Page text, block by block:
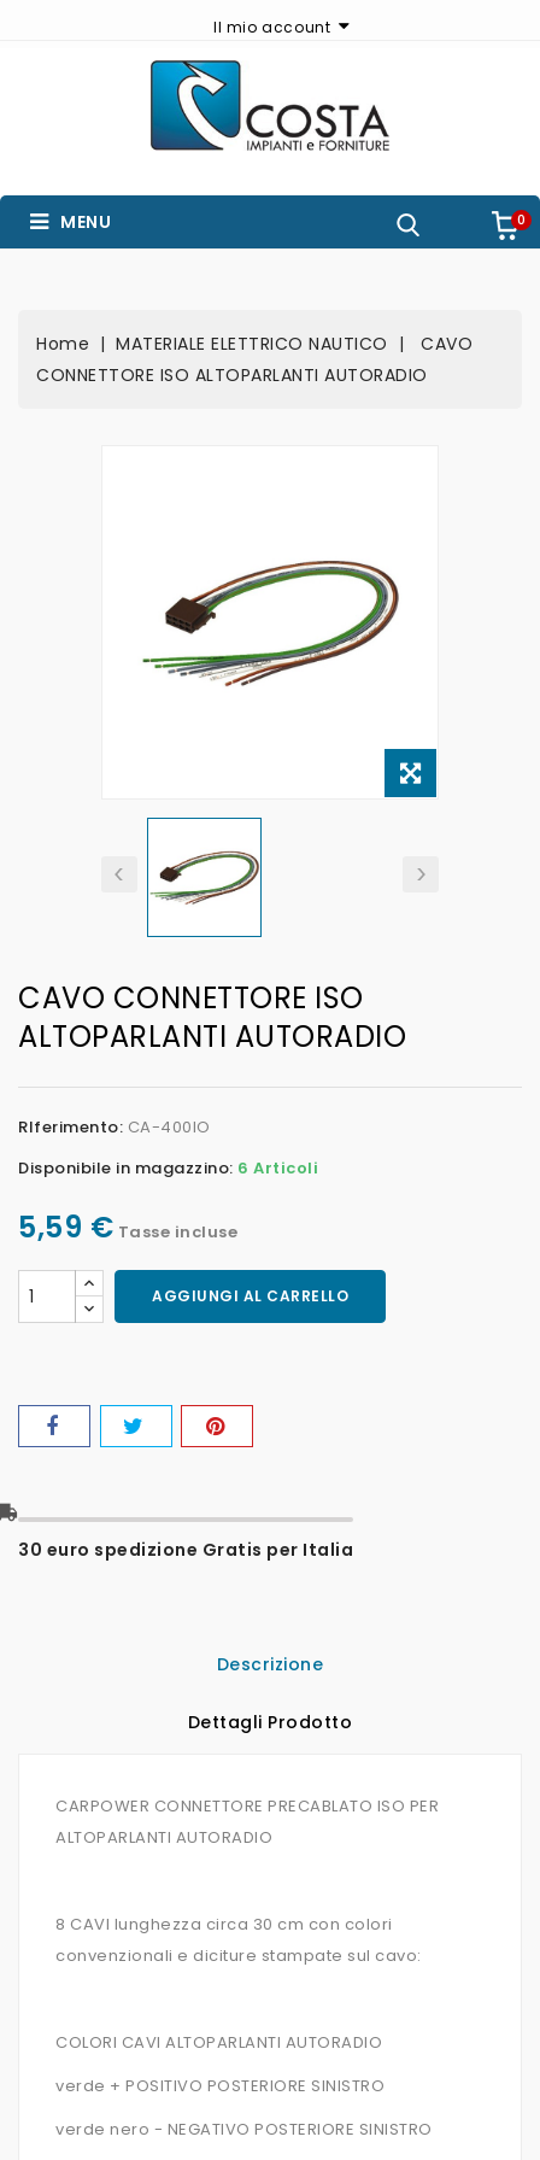
Il mio account
0
MENU
Home MATERIALE ELETTRICO NAUTICO
CAVO
CONNETTORE ISO ALTOPARLANTI AUTORADIO
CAVO CONNETTORE ISO
ALTOPARLANTI AUTORADIO
RIferimento: CA-400IO
Disponibile in magazzino: 6 Articoli
5,59 € Tasse incluse
AGGIUNGI AL CARRELLO
30 euro spedizione Gratis per Italia
Descrizione
Dettagli Prodotto
CARPOWER CONNETTORE PRECABLATO ISO PER
ALTOPARLANTI AUTORADIO
8 CAVI lunghezza circa 30 cm con colori
convenzionali e diciture stampate sul cavo:
COLORI CAVI ALTOPARLANTI AUTORADIO
verde + POSITIVO POSTERIORE SINISTRO
verde nero - NEGATIVO POSTERIORE SINISTRO